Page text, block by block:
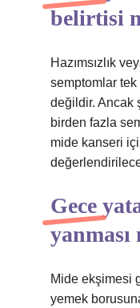
belirtisi
Hazımsızlık
semptomlar tek
değildir. Ancak
birden fazla
mide kanseri
Gece
Mide ekşimesi
yemek